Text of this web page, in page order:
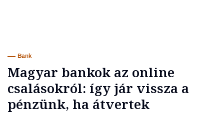
Bank
Magyar bankok az online
csalásokról: így jár vissza a
pénzünk, ha átvertek